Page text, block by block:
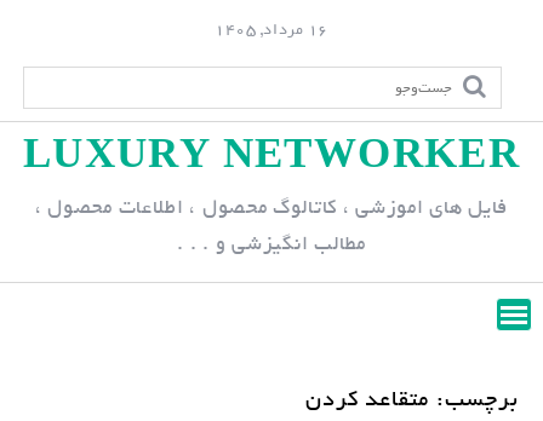
p
n
16 مرداد, 1405
LUXURY NETWORKER
فایل های اموزشی ، کاتالوگ محصول ، اطلاعات محصول ،
مطالب انگیزشی و . . .
برچسب: متقاعد کردن